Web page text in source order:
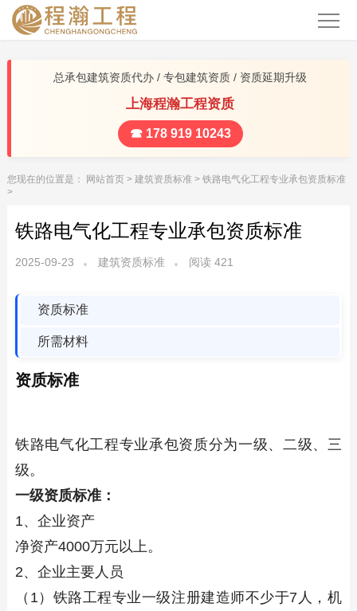
总承包建筑资质代办 / 专包建筑资质 / 资质延期升级
上海程瀚工程资质
☎ 178 919 10243
您现在的位置是： 网站首页> 建筑资质标准> 铁路电气化工程专业承包资质标准
>
铁路电气化工程专业承包资质标准
2025-09-23 建筑资质标准 阅读 421
资质标准
所需材料
资质标准
铁路电气化工程专业承包资质分为一级、二级、三
级。
一级资质标准：
1、企业资产
净资产4000万元以上。
2、企业主要人员
（1）铁路工程专业一级注册建造师不少于7人，机